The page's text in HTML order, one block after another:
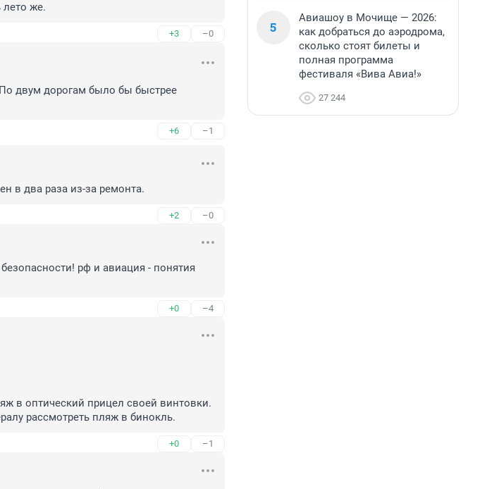
лето же.
+3 –0
двум дорогам было бы быстрее
+6 –1
в два раза из-за ремонта.
+2 –0
рф и авиация - понятия
+0 –4
в оптический прицел своей винтовки.
рассмотреть пляж в бинокль.
+0 –1
5
Авиашоу в Мочище — 2026:
как добраться до аэродрома,
сколько стоят билеты и
полная программа
фестиваля «Вива Авиа!»
27 244